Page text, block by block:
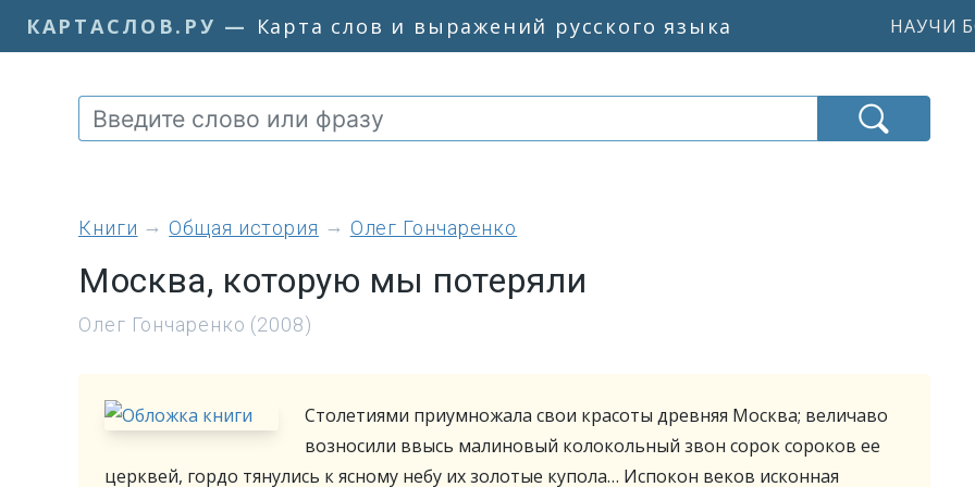
КАРТАСЛОВ.РУ — Карта слов и выражений русского языка НАУЧИ
книги Общая история Олег Гончаренко
Москва, которую мы потеряли
Олег Гончаренко (2008)
Столетиями приумножала свои красоты древняя Москва; величаво
возносили ввысь малиновый колокольный звон сорок сороков ее
церквей, гордо тянулись к ясному небу их золотые купола… Испокон веков исконная